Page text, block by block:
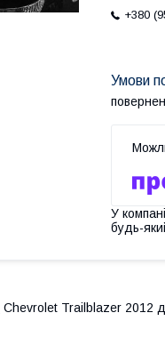
+380
У
будь-
Chevrolet Trailblazer 2012